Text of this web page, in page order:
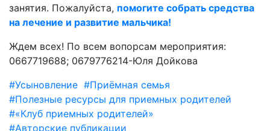
занятия. Пожалуйста, помогите собрать средства
на лечение и развитие мальчика!
Ждем всех! По всем вопорсам мероприятия:
0667719688; 0679776214-Юля Дойкова
#Усыновление #Приёмная семья
#Полезные ресурсы для приемных родителей
#«Клуб приемных родителей»
#Авторские публикации